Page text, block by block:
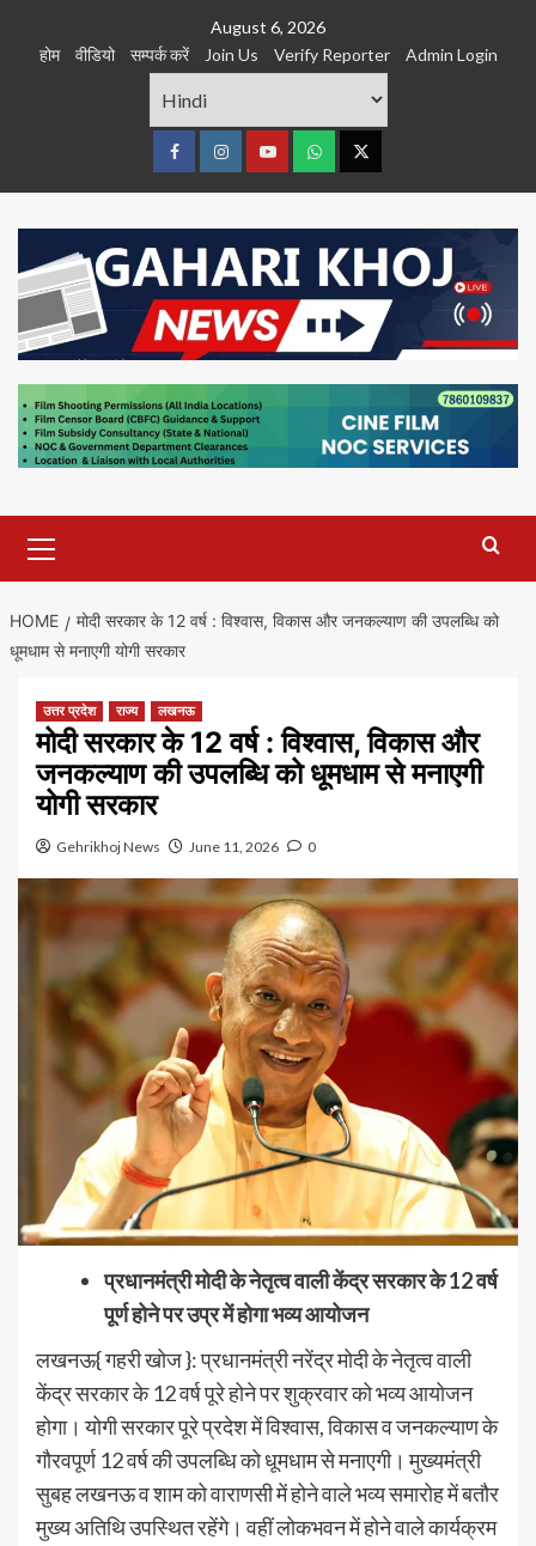
August 6, 2026
होम
वीडियो सम्पर्क करें Join Us Verify Reporter Admin Login
FacebookInstagramyoutubeWhatsTwitter
Menu
HOME
मोदी सरकार के 12 वर्ष : विश्वास, विकास और जनकल्याण की उपलब्धि को
धूमधाम से मनाएगी योगी सरकार
उत्तर प्रदेश राज्य लखनऊ
मोदी सरकार के 12 वर्ष : विश्वास, विकास और
जनकल्याण की उपलब्धि को धूमधाम से मनाएगी
योगी सरकार
Gehrikhoj News June 11, 2026 0
प्रधानमंत्री मोदी के नेतृत्व वाली केंद्र सरकार के 12 वर्ष
पूर्ण होने पर उप्र में होगा भव्य आयोजन
लखनऊ{ गहरी खोज }: प्रधानमंत्री नरेंद्र मोदी के नेतृत्व वाली
केंद्र सरकार के 12 वर्ष पूरे होने पर शुक्रवार को भव्य आयोजन
होगा। योगी सरकार पूरे प्रदेश में विश्वास, विकास व जनकल्याण के
गौरवपूर्ण 12 वर्ष की उपलब्धि को धूमधाम से मनाएगी। मुख्यमंत्री
सुबह लखनऊ व शाम को वाराणसी में होने वाले भव्य समारोह में बतौर
मुख्य अतिथि उपस्थित रहेंगे। वहीं लोकभवन में होने वाले कार्यक्रम